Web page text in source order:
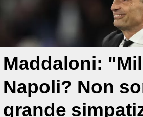
Maddaloni:
Napoli? Non
grande